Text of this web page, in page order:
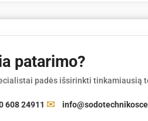
patarimo?
padės išsirinkti tinkamiausią
608 24911